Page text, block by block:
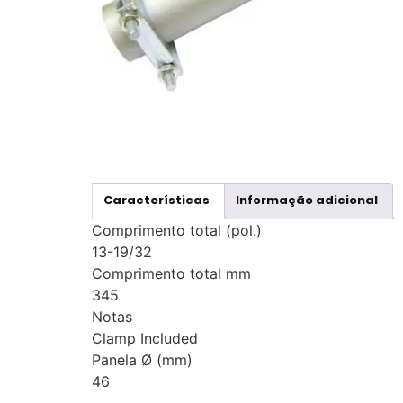
Características Informação adicional
Comprimento total (pol.)
13-19/32
Comprimento total mm
345
Notas
Clamp Included
Panela Ø (mm)
46